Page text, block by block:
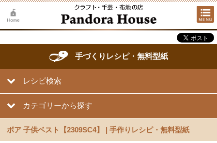
手づくりレシピ・無料型紙
レシピ検索
カテゴリーから探す
ボア 子供ベスト【2309SC4】 | 手作りレシピ・無料型紙